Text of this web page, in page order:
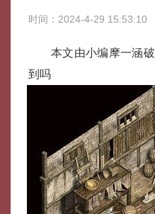
时间：2024-4-29 15:53:10
本文由小编摩一涵
到吗